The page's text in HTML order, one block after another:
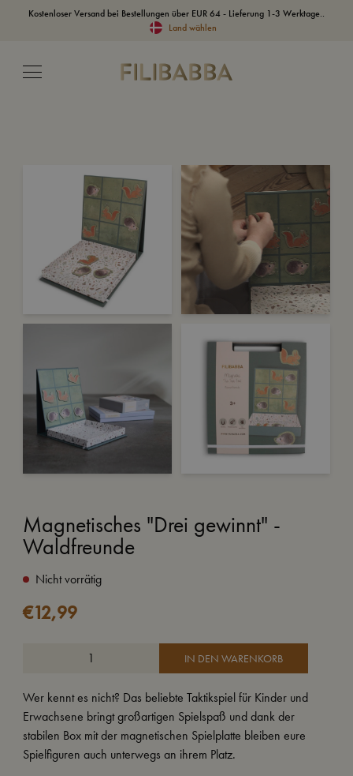
Kostenloser Versand bei Bestellungen über EUR 64 - Lieferung 1-3 Werktage..
Land wählen
Magnetisches "Drei gewinnt" -
Waldfreunde
Nicht vorrätig
€12,99
IN DEN WARENKORB
Wer kennt es nicht? Das beliebte Taktikspiel für Kinder und
Erwachsene bringt großartigen Spielspaß und dank der
stabilen Box mit der magnetischen Spielplatte bleiben eure
Spielfiguren auch unterwegs an ihrem Platz.